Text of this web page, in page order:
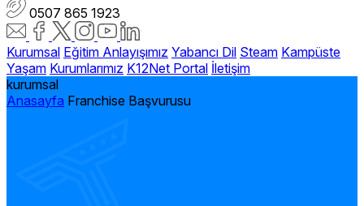
0507 865 1923
Kurumsal Eğitim Anlayışımız Yabancı Dil Steam Kampüste
Yaşam Kurumlarımız K12Net Portal İletişim
kurumsal
Anasayfa Franchise Başvurusu